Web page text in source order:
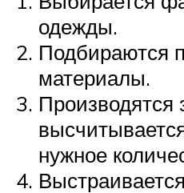
одежды.
Подбираются
материалы.
Производятся
нужное